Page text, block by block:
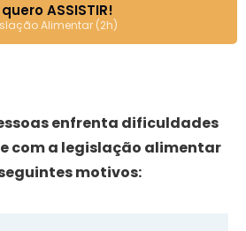
quero ASSISTIR!
Alimentar (2h)
enfrenta dificuldades
com a legislação alimentar
motivos: